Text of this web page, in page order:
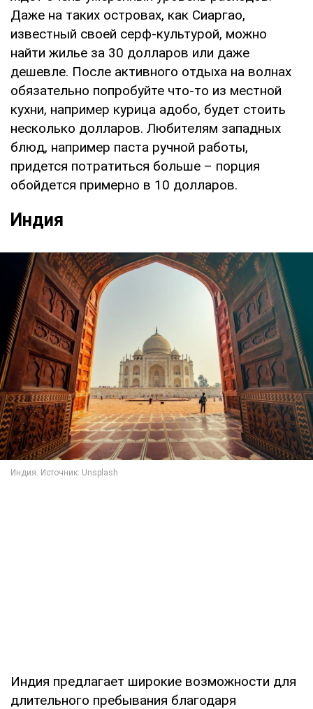
Даже на таких островах, как Сиаргао,
известный своей серф-культурой, можно
найти жилье за 30 долларов или даже
дешевле. После активного отдыха на волнах
обязательно попробуйте что-то из местной
кухни, например курица адобо, будет стоить
несколько долларов. Любителям западных
блюд, например паста ручной работы,
придется потратиться больше – порция
обойдется примерно в 10 долларов.
Индия
Индия предлагает широкие возможности для
длительного пребывания благодаря